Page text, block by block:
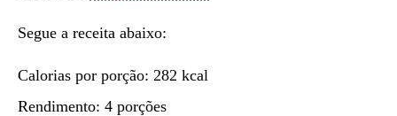
Segue a receita abaixo:
Calorias por porção: 282 kcal
Rendimento: 4 porções